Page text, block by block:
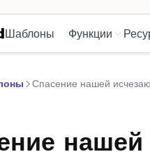
Шаблоны Функции
Спасение нашей